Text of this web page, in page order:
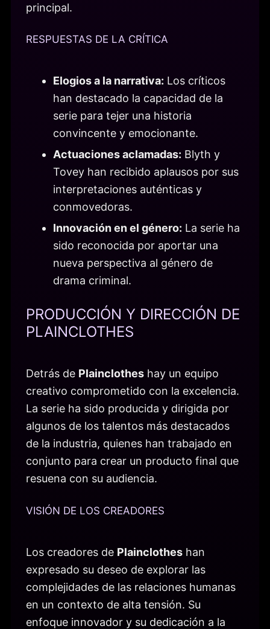
principal.
RESPUESTAS DE LA CRÍTICA
Elogios a la narrativa: Los críticos
han destacado la capacidad de la
serie para tejer una historia
convincente y emocionante.
Actuaciones aclamadas: Blyth y
Tovey han recibido aplausos por sus
interpretaciones auténticas y
conmovedoras.
Innovación en el género: La serie ha
sido reconocida por aportar una
nueva perspectiva al género de
drama criminal.
PRODUCCIÓN Y DIRECCIÓN DE
PLAINCLOTHES
Detrás de Plainclothes hay un equipo
creativo comprometido con la excelencia.
La serie ha sido producida y dirigida por
algunos de los talentos más destacados
de la industria, quienes han trabajado en
conjunto para crear un producto final que
resuena con su audiencia.
VISIÓN DE LOS CREADORES
Los creadores de Plainclothes han
expresado su deseo de explorar las
complejidades de las relaciones humanas
en un contexto de alta tensión. Su
enfoque innovador y su dedicación a la